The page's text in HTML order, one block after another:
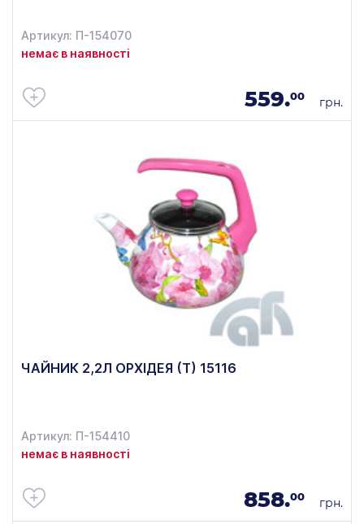
Артикул: П-154070
немає в наявності
559.00 грн.
ЧАЙНИК 2,2Л ОРХІДЕЯ (Т) 15116
Артикул: П-154410
немає в наявності
858.00 грн.